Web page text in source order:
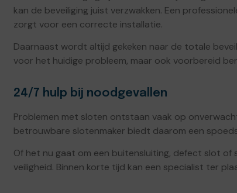
kan de beveiliging juist verzwakken. Een
zorgt voor een correcte installatie.
Daarnaast wordt altijd gekeken naar de totale
voor het huidige probleem, maar ook voorbereid
24/7 hulp bij noodgevallen
Problemen met sloten ontstaan vaak op
betrouwbare slotenmaker biedt daarom een
Of het nu gaat om een buitensluiting, defect slot of
veiligheid. Binnen korte tijd kan een specialist ter